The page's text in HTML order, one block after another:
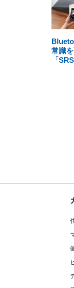
常識
「